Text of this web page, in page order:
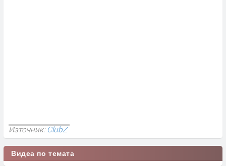
Източник:ClubZ
Видеа по темата